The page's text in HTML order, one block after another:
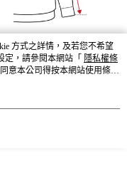
方式之詳情，及若您不希望
定，請參閱本網站「 隱私權條
意本公司得按本網站使用條款